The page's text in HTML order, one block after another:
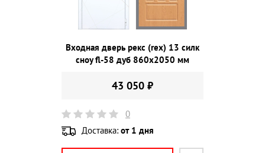
Входная дверь рекс (rex) 13 силк
сноу fl-58 дуб 860х2050 мм
43 050 ₽
0
Доставка: от 1 дня